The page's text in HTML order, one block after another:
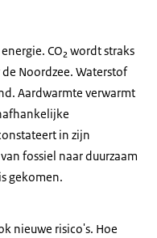
CO₂ wordt straks
Noordzee. Waterstof
Aardwarmte verwarmt
in zijn
fossiel naar duurzaam
gekomen.
nieuwe risico's. Hoe